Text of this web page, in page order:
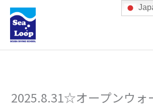
キ
2025.8.31☆オープンウォ